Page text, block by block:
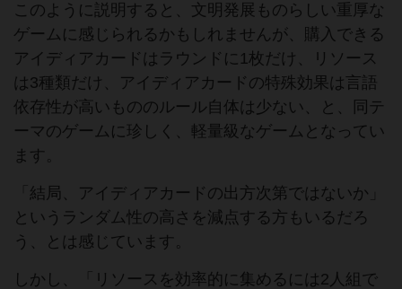
このように説明すると、文明発展ものらしい重厚な
ゲームに感じられるかもしれませんが、購入できる
アイディアカードはラウンドに1枚だけ、リソース
は3種類だけ、アイディアカードの特殊効果は言語
依存性が高いもののルール自体は少ない、と、同テ
ーマのゲームに珍しく、軽量級なゲームとなってい
ます。
「結局、アイディアカードの出方次第ではないか」
というランダム性の高さを減点する方もいるだろ
う、とは感じています。
しかし、「リソースを効率的に集めるには2人組で